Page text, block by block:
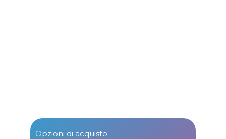
Opzioni di acquisto